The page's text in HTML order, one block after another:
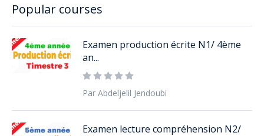
Popular courses
Examen production écrite N1/ 4ème
an...
Par Abdeljelil Jendoubi
Examen lecture compréhension N2/